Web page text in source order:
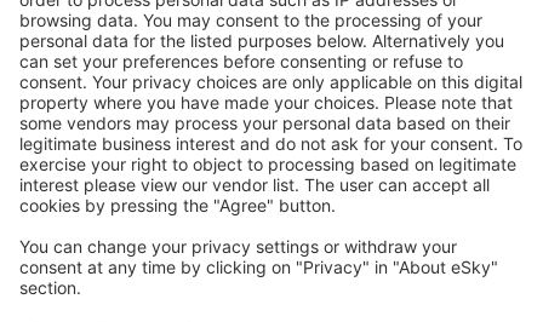
geregistreerde gebruikers.
Accommodaties die u bevallen
Kies uit meer dan 1,3 miljoen accommodaties: hotels,
jeugdherbergen, appartementen en meer.
Hotels in Duitsland - Populaire steden